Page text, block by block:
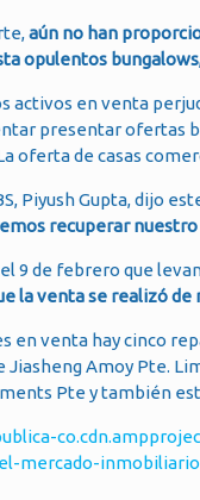
aún no han
opulentos
activos en venta
presentar ofertas
oferta de casas
Piyush Gupta, dijo
recuperar nuestro
9 de febrero que
la venta se realizó de
en venta hay cinco
Jiasheng Amoy Pte.
Pte y también
mercado-